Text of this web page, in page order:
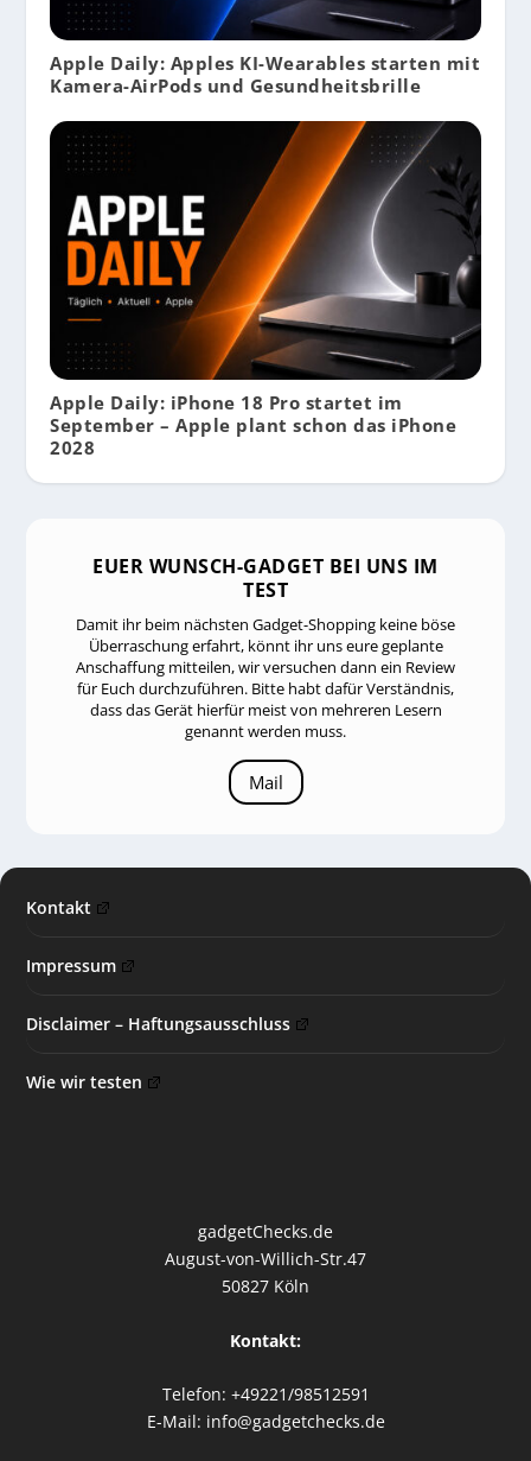
Apple Daily: Apples KI-Wearables starten mit
Kamera-AirPods und Gesundheitsbrille
Apple Daily: iPhone 18 Pro startet im
September – Apple plant schon das iPhone
2028
EUER WUNSCH-GADGET BEI UNS IM
TEST
Damit ihr beim nächsten Gadget-Shopping keine böse
Überraschung erfahrt, könnt ihr uns eure geplante
Anschaffung mitteilen, wir versuchen dann ein Review
für Euch durchzuführen. Bitte habt dafür Verständnis,
dass das Gerät hierfür meist von mehreren Lesern
genannt werden muss.
Mail
Kontakt
Impressum
Disclaimer – Haftungsausschluss
Wie wir testen
gadgetChecks.de
August-von-Willich-Str.47
50827 Köln
Kontakt:
Telefon: +49221/98512591
E-Mail: info@gadgetchecks.de